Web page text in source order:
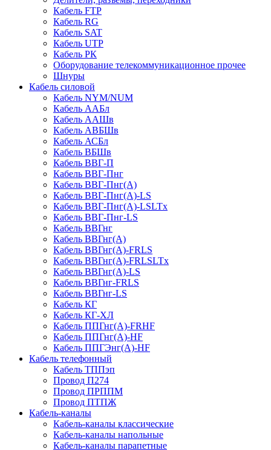
Кабель FTP
Кабель RG
Кабель SAT
Кабель UTP
Кабель РК
Оборудование телекоммуникационное прочее
Шнуры
Кабель силовой
Кабель NYM/NUM
Кабель ААБл
Кабель ААШв
Кабель АВБШв
Кабель АСБл
Кабель ВБШв
Кабель ВВГ-П
Кабель ВВГ-Пнг
Кабель ВВГ-Пнг(А)
Кабель ВВГ-Пнг(А)-LS
Кабель ВВГ-Пнг(А)-LSLTx
Кабель ВВГ-Пнг-LS
Кабель ВВГнг
Кабель ВВГнг(А)
Кабель ВВГнг(А)-FRLS
Кабель ВВГнг(А)-FRLSLTx
Кабель ВВГнг(А)-LS
Кабель ВВГнг-FRLS
Кабель ВВГнг-LS
Кабель КГ
Кабель КГ-ХЛ
Кабель ППГнг(А)-FRHF
Кабель ППГнг(А)-HF
Кабель ППГЭнг(А)-HF
Кабель телефонный
Кабель ТППэп
Провод П274
Провод ПРППМ
Провод ПТПЖ
Кабель-каналы
Кабель-каналы классические
Кабель-каналы напольные
Кабель-каналы парапетные